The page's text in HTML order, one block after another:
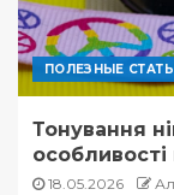
ПОЛЕЗНЫЕ
Тонування
особливості
18.05.2026